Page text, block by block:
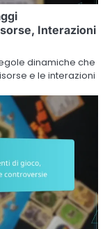
Interazioni
dinamiche che
e le interazioni